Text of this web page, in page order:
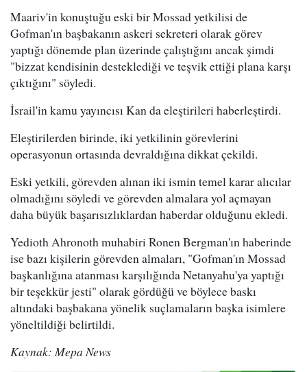
Maariv'in konuştuğu eski bir Mossad yetkilisi de
Gofman'ın başbakanın askeri sekreteri olarak görev
yaptığı dönemde plan üzerinde çalıştığını ancak şimdi
"bizzat kendisinin desteklediği ve teşvik ettiği plana karşı
çıktığını" söyledi.
İsrail'in kamu yayıncısı Kan da eleştirileri haberleştirdi.
Eleştirilerden birinde, iki yetkilinin görevlerini
operasyonun ortasında devraldığına dikkat çekildi.
Eski yetkili, görevden alınan iki ismin temel karar alıcılar
olmadığını söyledi ve görevden almalara yol açmayan
daha büyük başarısızlıklardan haberdar olduğunu ekledi.
Yedioth Ahronoth muhabiri Ronen Bergman'ın haberinde
ise bazı kişilerin görevden almaları, "Gofman'ın Mossad
başkanlığına atanması karşılığında Netanyahu'ya yaptığı
bir teşekkür jesti" olarak gördüğü ve böylece baskı
altındaki başbakana yönelik suçlamaların başka isimlere
yöneltildiği belirtildi.
Kaynak: Mepa News